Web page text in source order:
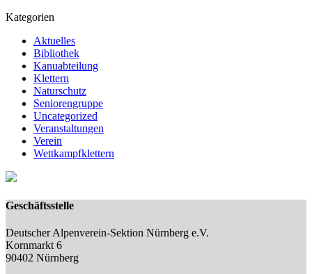
Kategorien
Aktuelles
Bibliothek
Kanuabteilung
Klettern
Naturschutz
Seniorengruppe
Uncategorized
Veranstaltungen
Verein
Wettkampfklettern
Geschäftsstelle
Deutscher Alpenverein-Sektion Nürnberg e.V.
Kornmarkt 6
90402 Nürnberg